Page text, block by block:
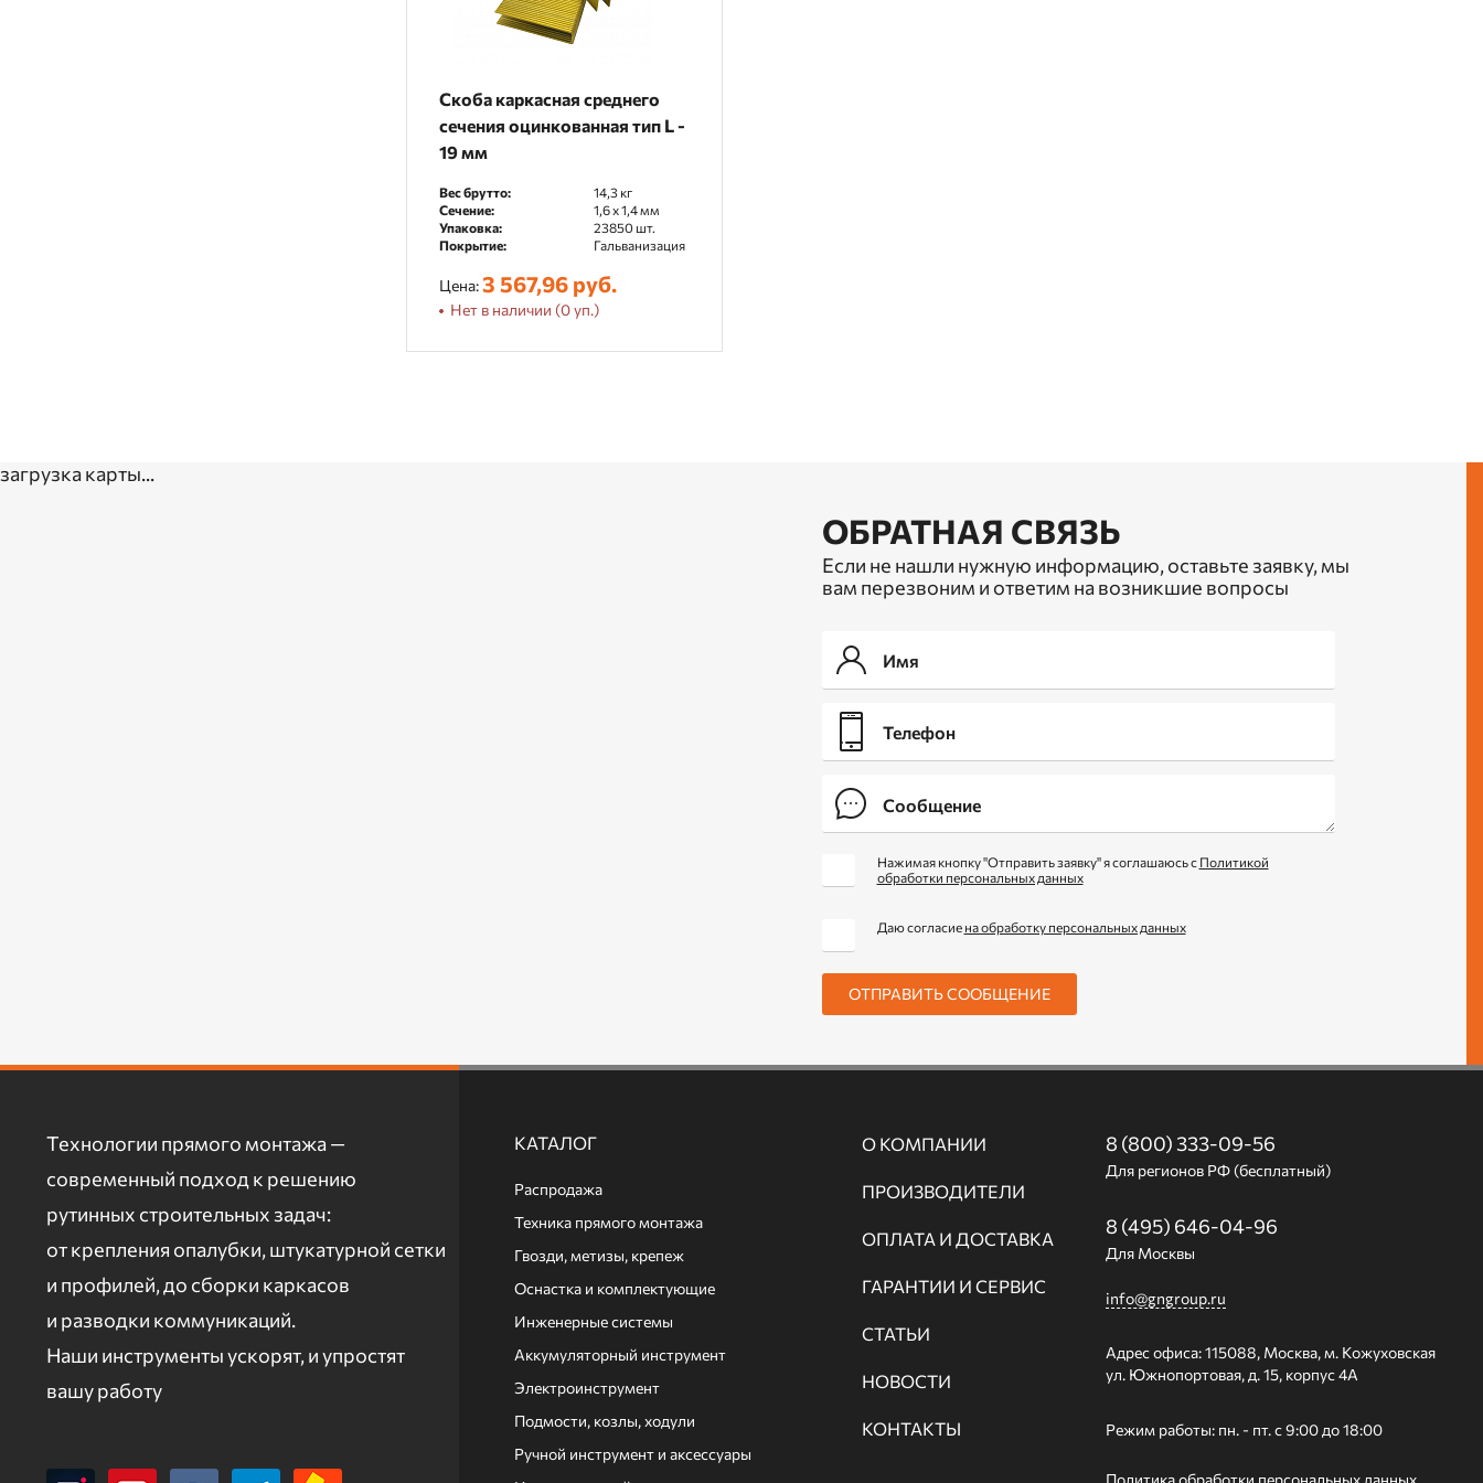
Скоба каркасная среднего
сечения оцинкованная тип L -
19 мм
Вес брутто:
14,3 кг
Сечение:
1,6 x 1,4 мм
Упаковка:
23850 шт.
Покрытие:
Гальванизация
Цена:3 567,96 руб.
Нет в наличии (0 уп.)
загрузка карты...
ОБРАТНАЯ СВЯЗЬ
Если не нашли нужную информацию, оставьте заявку, мы
вам перезвоним и ответим на возникшие вопросы
Нажимая кнопку "Отправить заявку" я соглашаюсь с Политикой
обработки персональных данных
Даю согласие на обработку персональных данных
ОТПРАВИТЬ СООБЩЕНИЕ
Технологии прямого монтажа —
современный подход к решению
рутинных строительных задач:
от крепления опалубки, штукатурной сетки
и профилей, до сборки каркасов
и разводки коммуникаций.
Наши инструменты ускорят, и упростят
вашу работу
КАТАЛОГ
Распродажа
Техника прямого монтажа
Гвозди, метизы, крепеж
Оснастка и комплектующие
Инженерные системы
Аккумуляторный инструмент
Электроинструмент
Подмости, козлы, ходули
Ручной инcтрумент и аксессуары
О КОМПАНИИ
ПРОИЗВОДИТЕЛИ
ОПЛАТА И ДОСТАВКА
ГАРАНТИИ И СЕРВИС
СТАТЬИ
НОВОСТИ
КОНТАКТЫ
8 (800) 333-09-56
Для регионов РФ (бесплатный)
8 (495) 646-04-96
Для Москвы
info@gngroup.ru
Адрес офиса: 115088, Москва, м. Кожуховская
ул. Южнопортовая, д. 15, корпус 4А
Режим работы: пн. - пт. с 9:00 до 18:00
Политика обработки персональных данных